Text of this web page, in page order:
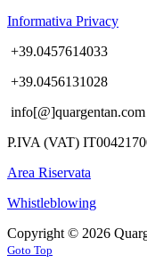
Informativa Privacy
+39.0457614033
+39.0456131028
info[@]quargentan.com
P.IVA (VAT)
Area Riservata
Whistleblowing
Copyright © 2026
Goto Top